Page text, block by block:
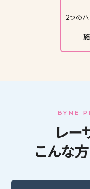
2つの
BYME
レー
こんな